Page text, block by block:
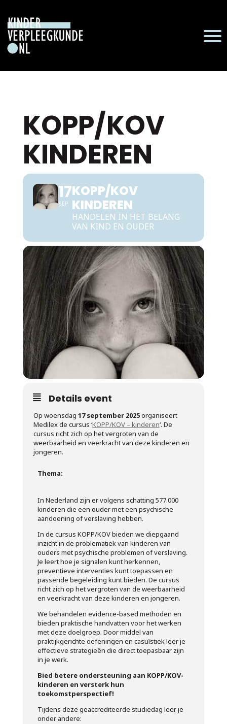
KOPP/KOV
KINDEREN
17
SEP
KOPP/KOV
KINDEREN
HANDELEN IN HET BELANG
VAN KIND EN OUDER
Details event
Op woensdag 17 september 2025organiseert
Medilex de cursus ‘KOPP/KOV – kinderen‘. De
cursus richt zich op het vergroten van de
weerbaarheid en veerkracht van deze kinderen en
jongeren.
Thema:
In Nederland zijn er volgens schatting 577.000
kinderen die een ouder met een psychische
aandoening of verslaving hebben.
In de cursus KOPP/KOV bieden we diepgaand
inzicht in de problematiek van kinderen van
ouders met psychische problemen of verslaving.
Je leert hoe je signalen kunt herkennen,
preventieve interventies kunt toepassen en
passende begeleiding kunt bieden. De cursus
richt zich op het vergroten van de weerbaarheid
en veerkracht van deze kinderen en jongeren.
We behandelen evidence-based methoden en
bieden praktische handvatten voor het werken
met deze doelgroep. Door middel van
praktijkgerichte oefeningen en casuïstiek leer je
effectieve strategieën die direct toepasbaar zijn
in je werk.
Bied betere ondersteuning aan KOPP/KOV-
kinderen en versterk hun
toekomstperspectief!
Tijdens deze geaccrediteerde studiedag leer je
onder andere: